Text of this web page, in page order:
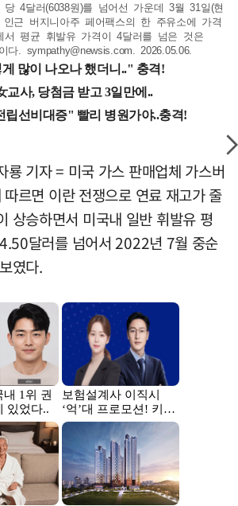
당 4달러(6038원)를 넘어선 가운데 3월 31일(현
근 버지니아주 페어팩스의 한 주유소에 가격
서 평균 휘발유 가격이 4달러를 넘은 것은
다. sympathy@newsis.com . 2026.05.06.
룡 기자 = 미국 가스 판매업체 가스버
르면 이란 전쟁으로 연료 재고가 줄
상승하면서 미국내 일반 휘발유 평
달러를 넘어서 2022년 7월 중순
였다.